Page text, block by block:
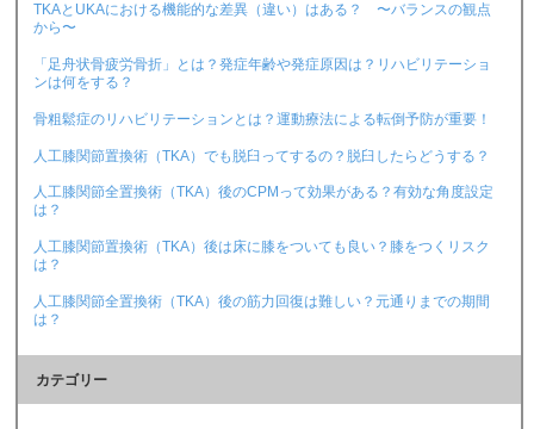
TKAとUKAにおける機能的な差異（違い）はある？ 〜バランスの観点
から〜
「足舟状骨疲労骨折」とは？発症年齢や発症原因は？リハビリテーショ
ンは何をする？
骨粗鬆症のリハビリテーションとは？運動療法による転倒予防が重要！
人工膝関節置換術（TKA）でも脱臼ってするの？脱臼したらどうする？
人工膝関節全置換術（TKA）後のCPMって効果がある？有効な角度設定
は？
人工膝関節置換術（TKA）後は床に膝をついても良い？膝をつくリスク
は？
人工膝関節全置換術（TKA）後の筋力回復は難しい？元通りまでの期間
は？
カテゴリー